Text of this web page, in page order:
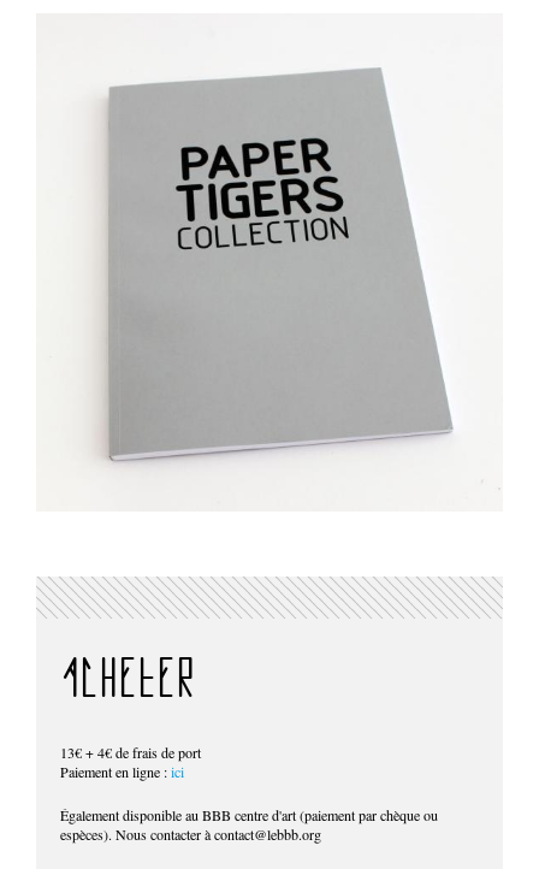
ACHETER
13€ + 4€ de frais de port
Paiement en ligne :ici
Également disponible au BBB centre d'art (paiement par chèque ou
espèces). Nous contacter à contact@lebbb.org